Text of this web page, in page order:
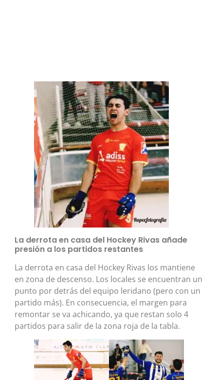
La derrota en casa del Hockey Rivas añade
presión a los partidos restantes
La derrota en casa del Hockey Rivas los mantiene
en zona de descenso. Los locales se encuentran un
punto por detrás del equipo leridano (pero con un
partido más). En consecuencia, el margen para
remontar se va achicando, ya que restan solo 4
partidos para salir de la zona roja de la tabla.